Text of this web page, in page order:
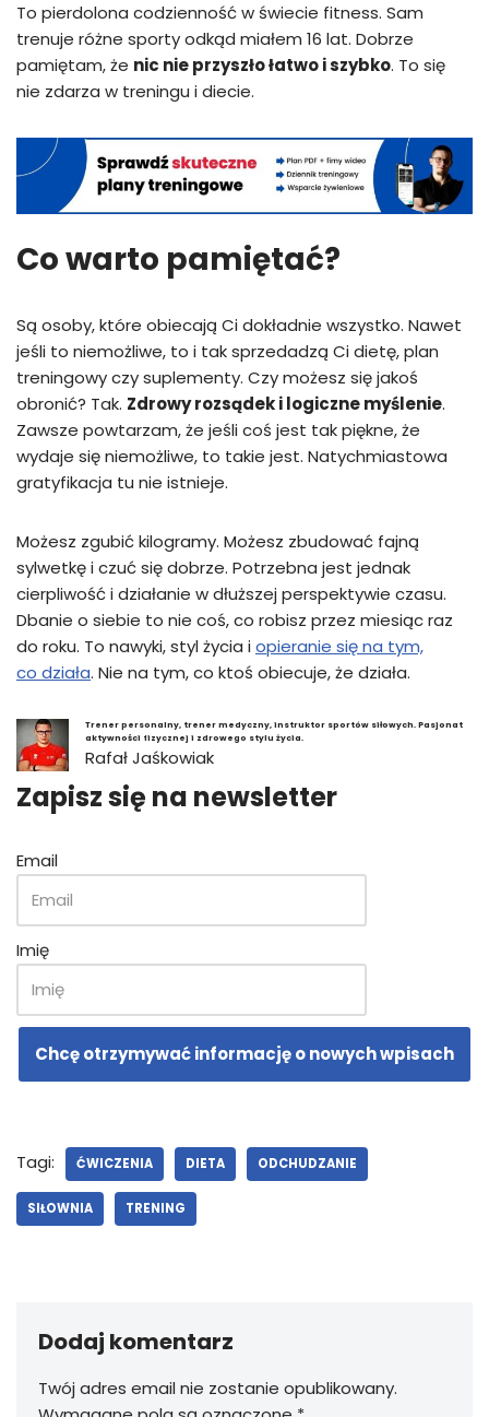
To pierdolona codzienność w świecie fitness. Sam
trenuje różne sporty odkąd miałem 16 lat. Dobrze
pamiętam, że nic nie przyszło łatwo i szybko. To się
nie zdarza w treningu i diecie.
Co warto pamiętać?
Są osoby, które obiecają Ci dokładnie wszystko. Nawet
jeśli to niemożliwe, to i tak sprzedadzą Ci dietę, plan
treningowy czy suplementy. Czy możesz się jakoś
obronić? Tak. Zdrowy rozsądek i logiczne myślenie.
Zawsze powtarzam, że jeśli coś jest tak piękne, że
wydaje się niemożliwe, to takie jest. Natychmiastowa
gratyfikacja tu nie istnieje.
Możesz zgubić kilogramy. Możesz zbudować fajną
sylwetkę i czuć się dobrze. Potrzebna jest jednak
cierpliwość i działanie w dłuższej perspektywie czasu.
Dbanie o siebie to nie coś, co robisz przez miesiąc raz
do roku. To nawyki, styl życia iopieranie się na tym,
co działa. Nie na tym, co ktoś obiecuje, że działa.
Trener personalny, trener medyczny, instruktor sportów siłowych. Pasjonat
aktywności fizycznej i zdrowego stylu życia.
Rafał Jaśkowiak
Zapisz się na newsletter
Email
Imię
Chcę otrzymywać informację o nowych wpisach
Tagi: ĆWICZENIA DIETA ODCHUDZANIE
SIŁOWNIA TRENING
Dodaj komentarz
Twój adres email nie zostanie opublikowany.